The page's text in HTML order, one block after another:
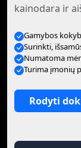
kainodara ir
Gamybos
Surinkti,
Numatoma
Turima įmonių
Rodyti